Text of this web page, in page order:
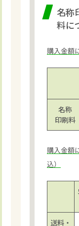
名称
料に
購入金額
名称
印刷料
購入金額
込）
送料・